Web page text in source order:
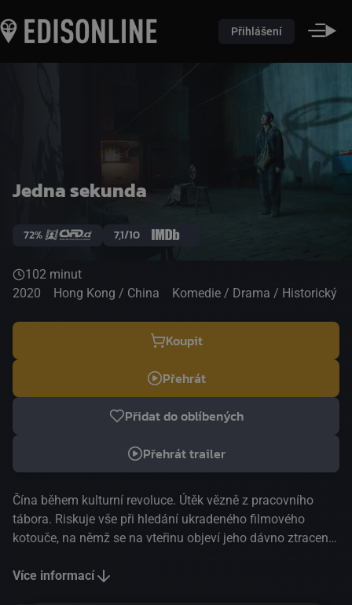
Přihlášení
Jedna sekunda
72% 7,1/10
102 minut
2020
Hong Kong / China Komedie / Drama / Historický
Koupit
Přehrát
Přidat do oblíbených
Přehrát trailer
Čína během kulturní revoluce. Útěk vězně z pracovního
tábora. Riskuje vše při hledání ukradeného filmového
kotouče, na němž se na vteřinu objeví jeho dávno ztracená
pronásleduje vlastní strašlivá ztráta. Nádherná, dojemná a
Více informací